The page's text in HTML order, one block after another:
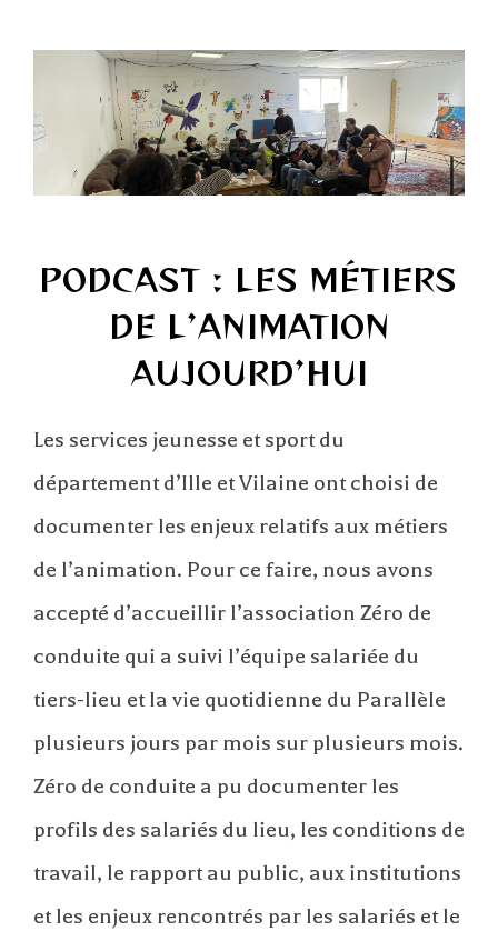
PODCAST : LES MÉTIERS
DE L’ANIMATION
AUJOURD’HUI
Les services jeunesse et sport du
département d’Ille et Vilaine ont choisi de
documenter les enjeux relatifs aux métiers
de l’animation. Pour ce faire, nous avons
accepté d’accueillir l’association Zéro de
conduite qui a suivi l’équipe salariée du
tiers-lieu et la vie quotidienne du Parallèle
plusieurs jours par mois sur plusieurs mois.
Zéro de conduite a pu documenter les
profils des salariés du lieu, les conditions de
travail, le rapport au public, aux institutions
et les enjeux rencontrés par les salariés et le